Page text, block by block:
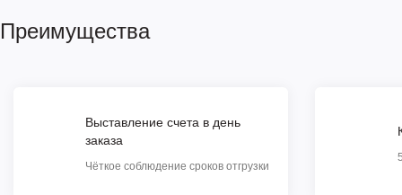
Преимущества
Выставление счета в день
заказа
Чёткое соблюдение сроков отгрузки